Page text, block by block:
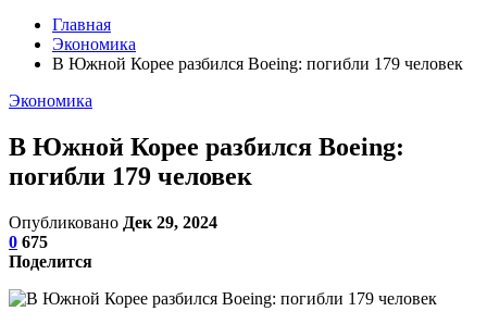
Главная
Экономика
В Южной Корее разбился Boeing: погибли 179 человек
Экономика
В Южной Корее разбился Boeing:
погибли 179 человек
Опубликовано Дек 29, 2024
0 675
Поделится